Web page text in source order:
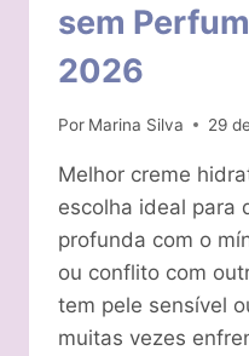
sem
2026
Por Marina Silva 29
Melhor creme
escolha ideal para
profunda com o
ou conflito com
tem pele sensível
muitas vezes